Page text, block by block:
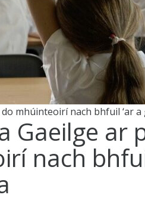
mhúinteoirí nach bhfuil ‘ar a
Gaeilge ar
nach